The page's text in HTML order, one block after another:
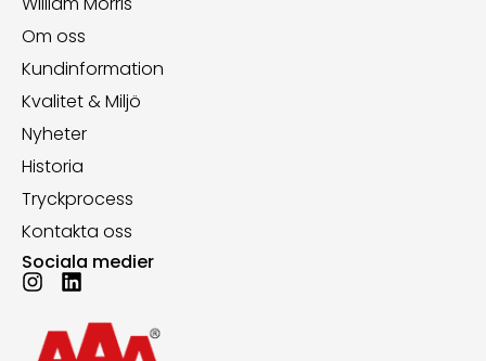
Om oss
Kundinformation
Kvalitet & Miljö
Nyheter
Historia
Tryckprocess
Kontakta oss
Sociala medier